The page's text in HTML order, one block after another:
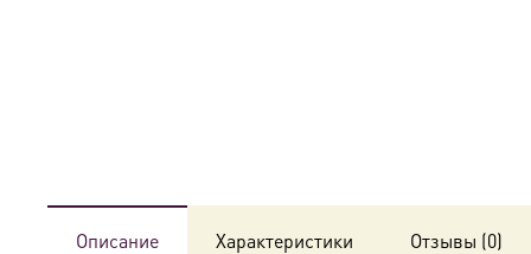
Описание Характеристики Отзывы (0)